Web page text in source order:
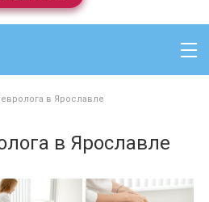
в Ярославле
в Ярославле